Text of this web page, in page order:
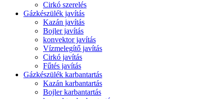
Cirkó szerelés
Gázkészülék javítás
Kazán javítás
Bojler javítás
konvektor javítás
Vízmelegítő javítás
Cirkó javítás
Fűtés javítás
Gázkészülék karbantartás
Kazán karbantartás
Bojler karbantartás